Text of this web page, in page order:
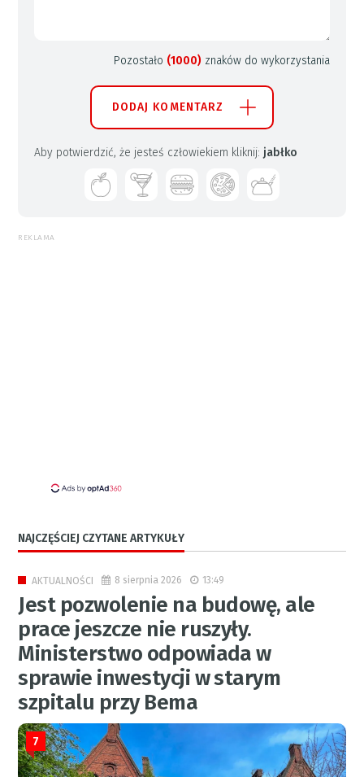
Pozostało (1000) znaków do wykorzystania
DODAJ KOMENTARZ
Aby potwierdzić, że jesteś człowiekiem kliknij: jabłko
REKLAMA
NAJCZĘŚCIEJ CZYTANE ARTYKUŁY
AKTUALNOŚCI 8 sierpnia 2026 13:49
Jest pozwolenie na budowę, ale
prace jeszcze nie ruszyły.
Ministerstwo odpowiada w
sprawie inwestycji w starym
szpitalu przy Bema
7